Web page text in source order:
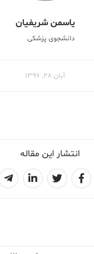
انتشار این مقاله
یاسمن شریفیان
دانشجوی پزشکی
آبان ۲۸, ۱۳۹۶